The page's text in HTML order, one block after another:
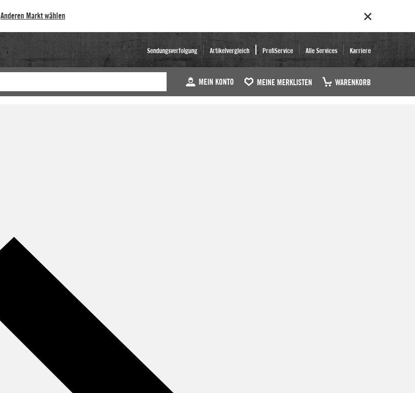
Anderen Markt wählen
Sendungsverfolgung Artikelvergleich ProfiService Alle Services Karriere
MEIN KONTO MEINE MERKLISTEN WARENKORB